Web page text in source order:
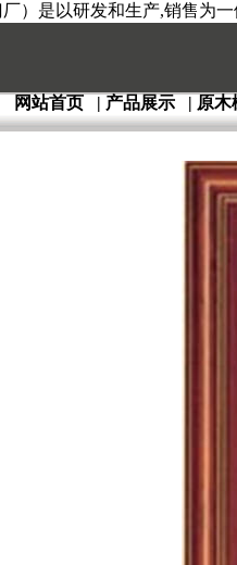
）是以研发和生产,销售为
网站首页 | 产品展示 | 原木